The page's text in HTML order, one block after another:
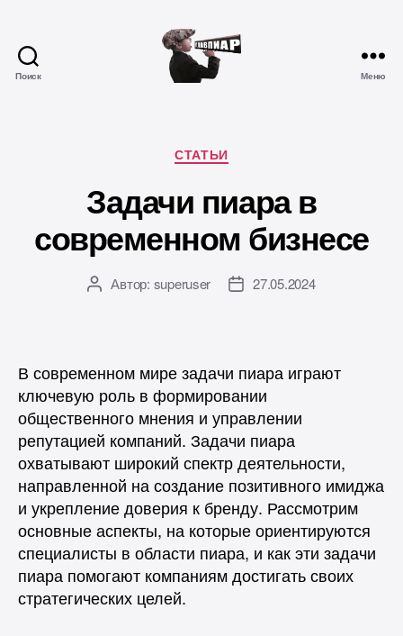
Поиск Меню
Рубрики
СТАТЬИ
Задачи пиара в
современном бизнесе
АвторАвтор: superuser
Дата27.05.2024
В современном мире задачи пиара играют
ключевую роль в формировании
общественного мнения и управлении
репутацией компаний. Задачи пиара
охватывают широкий спектр деятельности,
направленной на создание позитивного имиджа
и укрепление доверия к бренду. Рассмотрим
основные аспекты, на которые ориентируются
специалисты в области пиара, и как эти задачи
пиара помогают компаниям достигать своих
стратегических целей.